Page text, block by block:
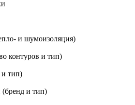
и шумоизоляция)
контуров и тип)
и тип)
и тип)